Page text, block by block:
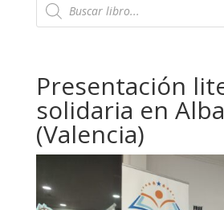
Presentación
solidaria en
(Valencia)